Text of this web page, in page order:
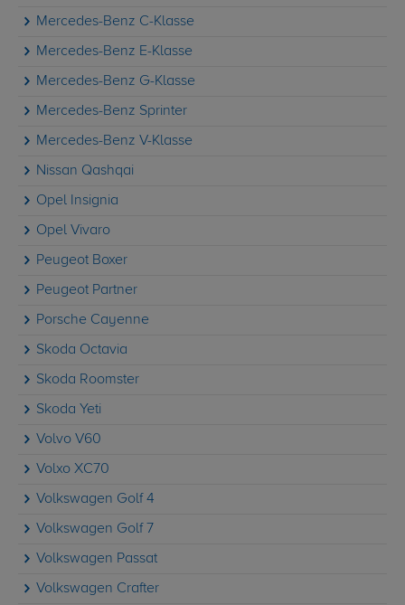
Mercedes-Benz C-Klasse
Mercedes-Benz E-Klasse
Mercedes-Benz G-Klasse
Mercedes-Benz Sprinter
Mercedes-Benz V-Klasse
Nissan Qashqai
Opel Insignia
Opel Vivaro
Peugeot Boxer
Peugeot Partner
Porsche Cayenne
Skoda Octavia
Skoda Roomster
Skoda Yeti
Volvo V60
Volxo XC70
Volkswagen Golf 4
Volkswagen Golf 7
Volkswagen Passat
Volkswagen Crafter